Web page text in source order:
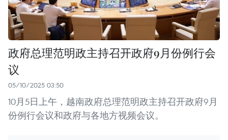
政府总理范明政主持召开政府9月份例行会
议
05/10/2025 03:50
10月5日上午，越南政府总理范明政主持召开政府9月
份例行会议和政府与各地方视频会议。